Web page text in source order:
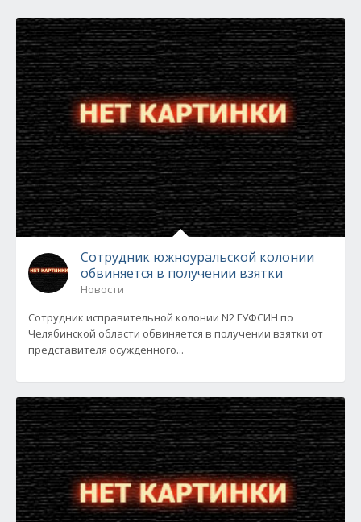
Сотрудник южноуральской колонии
обвиняется в получении взятки
Новости
Сотрудник исправительной колонии N2 ГУФСИН по
Челябинской области обвиняется в получении взятки от
представителя осужденного...